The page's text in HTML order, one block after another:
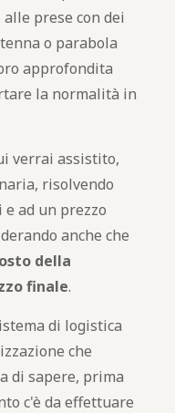
prese con dei
o parabola
approfondita
la normalità in
verrai assistito,
risolvendo
ad un prezzo
anche che
della
finale.
di logistica
che
di sapere, prima
c'è da effettuare